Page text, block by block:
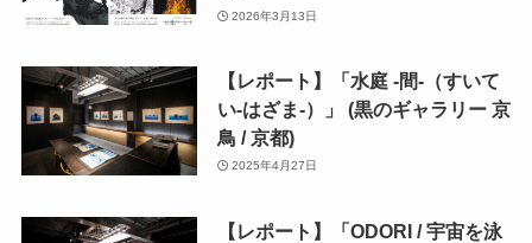
2026年3月13日
【レポート】「水庭 -間-（すいて
い-はざま-）」 (黒のギャラリー 京
鳥 / 京都)
2025年4月27日
【レポート】「ODORI / 宇宙を泳